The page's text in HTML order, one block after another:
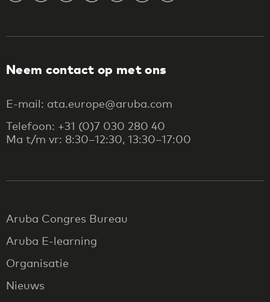
Neem contact op met ons
E-mail: ata.europe@aruba.com
Telefoon: +31 (0)7 030 280 40
Ma t/m vr: 8:30–12:30, 13:30–17:00
Aruba Congres Bureau
Aruba E-learning
Organisatie
Nieuws